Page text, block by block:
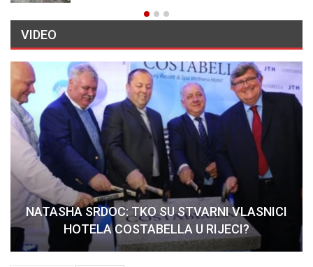
VIDEO
NATASHA SRDOC: TKO SU STVARNI VLASNICI
HOTELA COSTABELLA U RIJECI?